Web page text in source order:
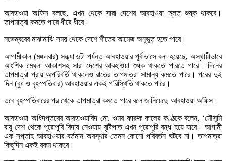
আবহাওয়া অফিস বলছে, এখন থেকে সারা দেশের আবহাওয়া মূলত শুষ্ক থাকবে।
তাপমাত্রা কমতে পারে ধীরে ধীরে।
নভেম্বরের মাঝামাঝি সময় থেকে দেশে শীতের আমেজ অনুভূত হতে পারে।
আগামীকাল (মঙ্গলবার) সন্ধ্যা ৬টা পর্যন্ত আবহাওয়ার পূর্বাভাসে বলা হয়েছে, অস্থায়ীভাবে
আংশিক মেঘলা আকাশসহ সারা দেশের আবহাওয়া শুষ্ক থাকতে পারতে পারে। দিনের
তাপমাত্রা প্রায় অপরিবর্তি থাকলেও রাতের তাপমাত্রা সামান্য কমতে পারে। পরের দুই
দিন (বুধ ও বৃহস্পতিবার) আবহাওয়ার একই পরিস্থিতি থাকতে পারে।
তবে বৃহস্পতিবারের পর থেকে তাপমাত্রা কমতে পারে বলে জানিয়েছে আবহাওয়া অফিস।
আবহাওয়া অধিদপ্তরের আবহাওয়াবিদ মো. ওমর ফারুক কালের কণ্ঠকে বলেন, ‘মৌসুমি
বায়ু দেশ থেকে পুরোপুরি বিদায় নেওয়ায় বৃষ্টিপাত এখন পুরোপুরি বন্ধ হয়ে যাবে। আগামী
এক সপ্তাহ আবহাওয়ার বর্তমান অবস্থার তেমন কোনো পরিবর্তন ঘটবে না। তাপমাত্রা
কিছুদিন একই রকম থাকবে।